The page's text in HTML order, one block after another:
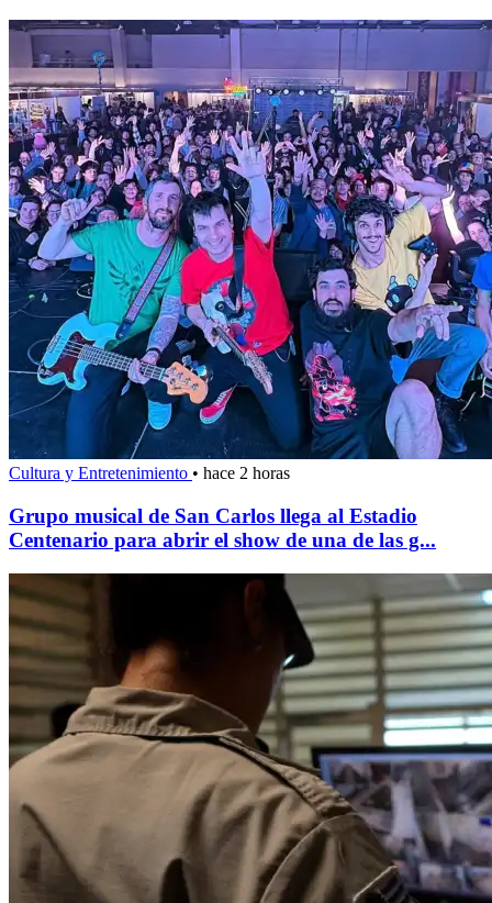
Cultura y Entretenimiento • hace 2 horas
Grupo musical de San Carlos llega al Estadio
Centenario para abrir el show de una de las g...